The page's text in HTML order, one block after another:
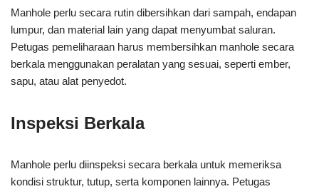
Manhole perlu secara rutin dibersihkan dari sampah, endapan
lumpur, dan material lain yang dapat menyumbat saluran.
Petugas pemeliharaan harus membersihkan manhole secara
berkala menggunakan peralatan yang sesuai, seperti ember,
sapu, atau alat penyedot.
Inspeksi Berkala
Manhole perlu diinspeksi secara berkala untuk memeriksa
kondisi struktur, tutup, serta komponen lainnya. Petugas